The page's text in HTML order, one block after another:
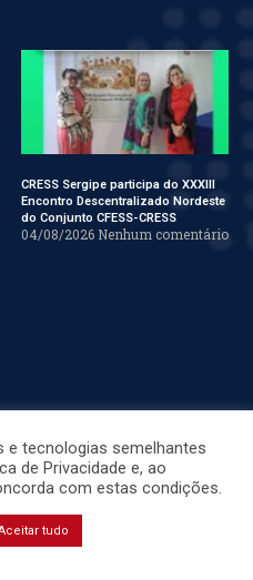
CRESS Sergipe participa do XXXIII
Encontro Descentralizado Nordeste
do Conjunto CFESS-CRESS
04/08/2026 Nenhum comentário
os Direitos Reservados.
e tecnologias semelhantes
de Privacidade e, ao
com estas condições.
tudo